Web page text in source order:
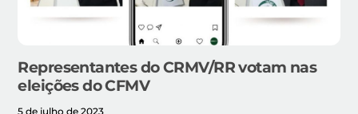
Representantes do CRMV/RR votam nas
eleições do CFMV
5 de julho de 2023